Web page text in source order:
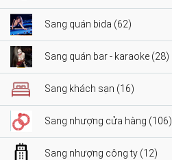
Sang quán bida (62)
Sang quán bar - karaoke (28)
Sang khách sạn (16)
Sang nhượng cửa hàng (106)
Sang nhượng công ty (12)